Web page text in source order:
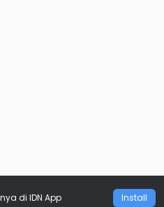
di IDN App Install